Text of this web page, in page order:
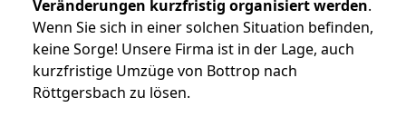
Veränderungen kurzfristig organisiert werden.
Wenn Sie sich in einer solchen Situation befinden,
keine Sorge! Unsere Firma ist in der Lage, auch
kurzfristige Umzüge von Bottrop nach
Röttgersbach zu lösen.